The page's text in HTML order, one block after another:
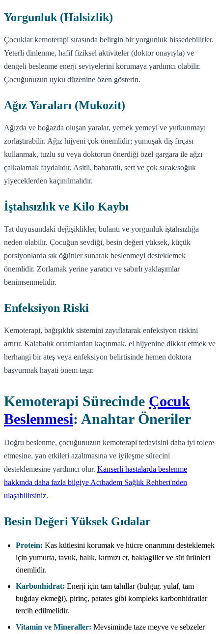
Yorgunluk (Halsizlik)
Çocuklar kemoterapi sırasında belirgin bir yorgunluk hissedebilirler.
Yeterli dinlenme, hafif fiziksel aktiviteler (doktor onayıyla) ve
dengeli beslenme enerji seviyelerini korumaya yardımcı olabilir.
Çocuğunuzun uyku düzenine özen gösterin.
Ağız Yaraları (Mukozit)
Ağızda ve boğazda oluşan yaralar, yemek yemeyi ve yutkunmayı
zorlaştırabilir. Ağız hijyeni çok önemlidir; yumuşak diş fırçası
kullanmak, tuzlu su veya doktorun önerdiği özel gargara ile ağzı
çalkalamak faydalıdır. Asitli, baharatlı, sert ve çok sıcak/soğuk
yiyeceklerden kaçınılmalıdır.
İştahsızlık ve Kilo Kaybı
Tat duyusundaki değişiklikler, bulantı ve yorgunluk iştahsızlığa
neden olabilir. Çocuğun sevdiği, besin değeri yüksek, küçük
porsiyonlarda sık öğünler sunarak beslenmeyi desteklemek
önemlidir. Zorlamak yerine yaratıcı ve sabırlı yaklaşımlar
benimsenmelidir.
Enfeksiyon Riski
Kemoterapi, bağışıklık sistemini zayıflatarak enfeksiyon riskini
artırır. Kalabalık ortamlardan kaçınmak, el hijyenine dikkat etmek ve
herhangi bir ateş veya enfeksiyon belirtisinde hemen doktora
başvurmak hayati önem taşır.
Kemoterapi Sürecinde Çocuk
Beslenmesi: Anahtar Öneriler
Doğru beslenme, çocuğunuzun kemoterapi tedavisini daha iyi tolere
etmesine, yan etkileri azaltmasına ve iyileşme sürecini
desteklemesine yardımcı olur. Kanserli hastalarda beslenme
hakkında daha fazla bilgiye Acıbadem Sağlık Rehberi'nden
ulaşabilirsiniz.
Besin Değeri Yüksek Gıdalar
Protein: Kas kütlesini korumak ve hücre onarımını desteklemek
için yumurta, tavuk, balık, kırmızı et, baklagiller ve süt ürünleri
önemlidir.
Karbonhidrat: Enerji için tam tahıllar (bulgur, yulaf, tam
buğday ekmeği), pirinç, patates gibi kompleks karbonhidratlar
tercih edilmelidir.
Vitamin ve Mineraller: Mevsiminde taze meyve ve sebzeler